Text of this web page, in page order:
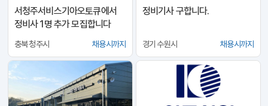
서청주서비스기아오토큐에서
정비사 1명 추가 모집합니다
충북 청주시 채용시까지
정비기사 구합니다.
경기 수원시 채용시까지